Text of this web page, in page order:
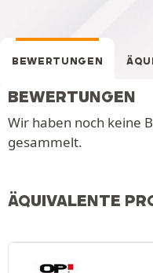
BEWERTUNGEN
BEWERTUNGEN
Wir haben noch keine
gesammelt.
ÄQUIVALENTE